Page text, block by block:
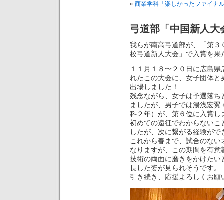
« 商業学科「楽しかったファイナ
弓道部「中国新人大
我らが南高弓道部が、「第３
校弓道新人大会」で入賞を果
１１月１８〜２０日に広島
れたこの大会に、女子団体と
出場しました！
残念ながら、女子は予選落ち
ましたが、男子では湯浅宏翼
科２年）が、第６位に入賞し
初めての遠征でわからないこ
したが、次に繋がる経験がで
これから春まで、試合のない
なりますが、この期間を有意
技術の両面に磨きをかけた
長した姿が見られそうです。
引き続き、応援よろしくお願